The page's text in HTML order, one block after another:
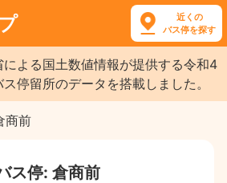
近くの
バス停を探す
よる国土数値情報が提供する令和4
停留所のデータを搭載しました。
商前
ス停: 倉商前